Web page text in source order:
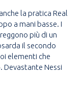
la pratica Real
a mani basse. I
più di un
il secondo
elementi che
Devastante Nessi